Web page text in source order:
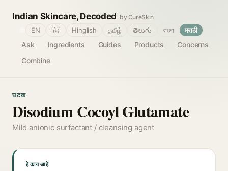
Indian Skincare, Decoded by CureSkin
Ask Ingredients Guides Products
Concerns
Combine
EN हिंदी Hinglish தமிழ் తెలుగు বাংলা मराठी
घटक
Disodium Cocoyl Glutamate
Mild anionic surfactant / cleansing agent
हे काय आहे